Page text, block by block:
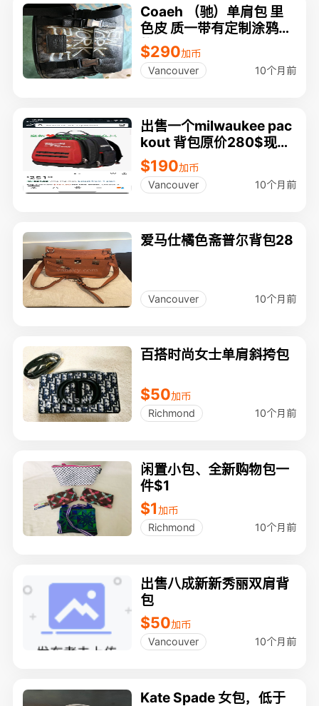
Coaeh （驰）单肩包 里
色皮 质一带有定制涂鸦风
格 NEW YORK"
$290加币
Vancouver
10个月前
出售一个milwaukee pac
kout 背包原价280$现在
只要190
$190加币
Vancouver
10个月前
爱马仕橘色斋普尔背包28
Vancouver 10个月前
百搭时尚女士单肩斜挎包
$50加币
Richmond
10个月前
闲置小包、全新购物包一
件$1
$1加币
Richmond
10个月前
出售八成新新秀丽双肩背
包
$50加币
Vancouver
10个月前
Kate Spade 女包，低于